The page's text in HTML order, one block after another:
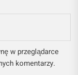
w przeglądarce
komentarzy.